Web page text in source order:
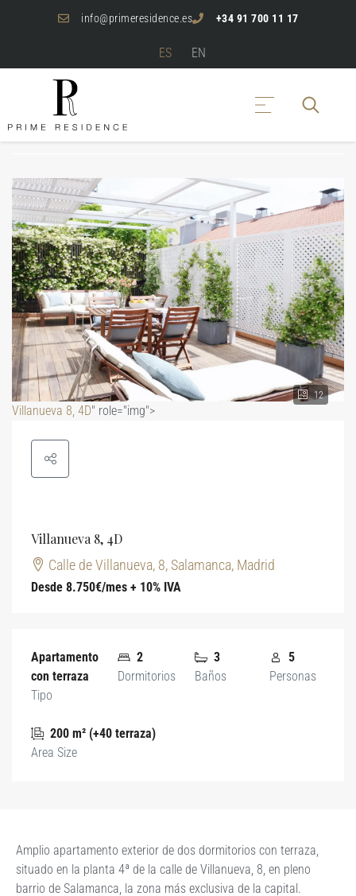
info@primeresidence.es +34 91 700 11 17
ES EN
12
Villanueva 8, 4D" role="img">
Villanueva 8, 4D
Calle de Villanueva, 8, Salamanca, Madrid
Desde 8.750€/mes + 10% IVA
Apartamento
con terraza
Tipo
2
Dormitorios
3
Baños
5
Personas
200 m² (+40 terraza)
Area Size
Amplio apartamento exterior de dos dormitorios con terraza,
situado en la planta 4ª de la calle de Villanueva, 8, en pleno
barrio de Salamanca, la zona más exclusiva de la capital.